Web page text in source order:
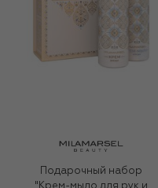
Подарочный набор